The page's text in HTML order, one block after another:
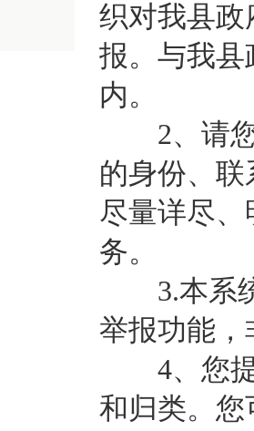
织对我县政
报。与我县
内。
2、请您
的身份、
尽量详尽
务。
3.本系统
举报功能
4、您提
和归类。您